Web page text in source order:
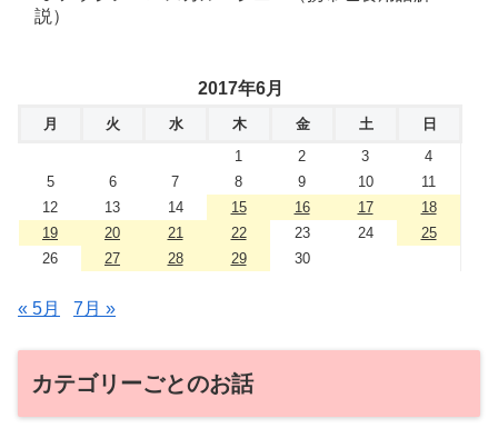
説）
2017年6月
月 火 水 木 金 土
日
1
2 3
4
5
6 7 8 9 10
11
12
13 14 15 16 17
18
19
20 21 22 23 24
25
26
27 28 29 30
« 5月 7月 »
カテゴリーごとのお話